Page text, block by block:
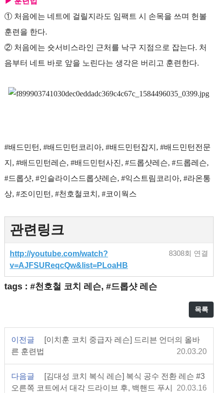
① 처음에는 네트에 걸릴지라도 임팩트 시 손목을 쓰며 헌볼
훈련을 한다.
② 처음에는 숏서비스라인 근처를 낙구 지점으로 잡는다. 처
음부터 네트 바로 앞을 노린다는 생각은 버리고 훈련한다.
#배드민턴, #배드민턴코리아, #배드민턴잡지, #배드민턴전문
지, #배드민턴레슨, #배드민턴사진, #드롭샷레슨, #드롭레슨,
#드롭샷, #인슬라이스드롭샷레슨, #익스트림코리아, #라온통
상, #조이민턴, #천호철코치, #코이웍스
관련링크
http://youtube.com/watch?
v=AJFSUReqcQw&list=PLoaHB
8308회 연결
tags : #천호철 코치 레슨, #드롭샷 레슨
목록
이전글
[이치훈 코치 중급자 레슨] 드리븐 언더의 올바
른 훈련법
20.03.20
다음글
[김대성 코치 복식 레슨] 복식 공수 전환 레슨 #3
오른쪽 코트에서 대각 드라이브 후, 백핸드 푸시
20.03.16